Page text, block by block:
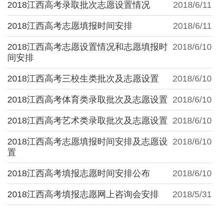
2018/6/11
2018江西高考录取批次志愿设置情况
2018/6/11
2018江西高考志愿填报时间安排
2018/6/10
2018江西高考志愿设置情况和志愿填报时
间安排
2018/6/10
2018江西高考三校生类批次及志愿设置
2018/6/10
2018江西高考体育类录取批次及志愿设置
2018/6/10
2018江西高考艺术类录取批次及志愿设置
2018/6/10
2018江西高考志愿填报时间安排及志愿设
置
2018/6/10
2018江西高考填报志愿时间安排公布
2018/5/31
2018江西高考填报志愿网上咨询会安排